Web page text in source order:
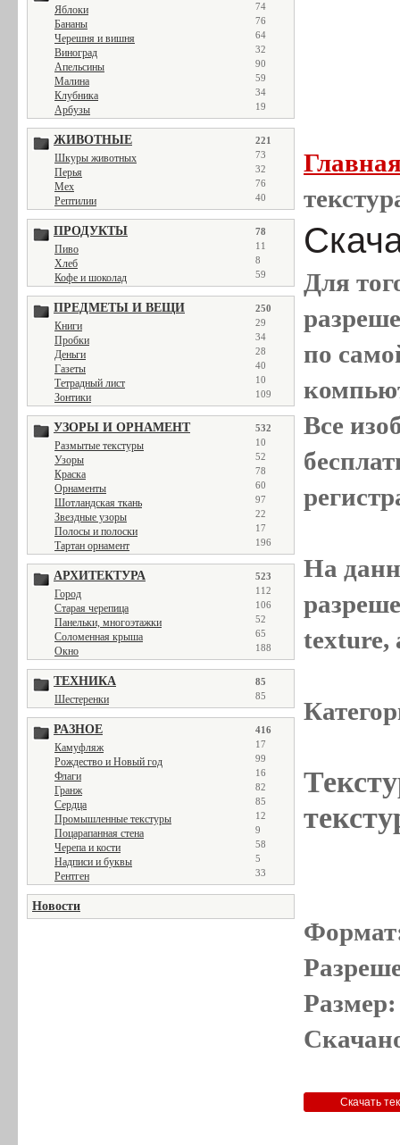
Яблоки 74
Бананы 76
Черешня и вишня 64
Виноград 32
Апельсины 90
Малина 59
Клубника 34
Арбузы 19
ЖИВОТНЫЕ 221
Шкуры животных 73
Перья 32
Мех 76
Рептилии 40
ПРОДУКТЫ 78
Пиво 11
Хлеб 8
Кофе и шоколад 59
ПРЕДМЕТЫ И ВЕЩИ 250
Книги 29
Пробки 34
Деньги 28
Газеты 40
Тетрадный лист 10
Зонтики 109
УЗОРЫ И ОРНАМЕНТ 532
Размытые текстуры 10
Узоры 52
Краска 78
Орнаменты 60
Шотландская ткань 97
Звездные узоры 22
Полосы и полоски 17
Тартан орнамент 196
АРХИТЕКТУРА 523
Город 112
Старая черепица 106
Панельки, многоэтажки 52
Соломенная крыша 65
Окно 188
ТЕХНИКА 85
Шестеренки 85
РАЗНОЕ 416
Камуфляж 17
Рождество и Новый год 99
Флаги 16
Гранж 82
Сердца 85
Промышленные текстуры 12
Поцарапанная стена 9
Черепа и кости 58
Надписи и буквы 5
Рентген 33
Новости
Для
по
Все
На
texture,